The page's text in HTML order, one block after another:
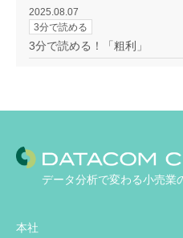
2025.08.07
3分で読める
3分で読める！「粗利」
データ分析で変わる小売業
本社